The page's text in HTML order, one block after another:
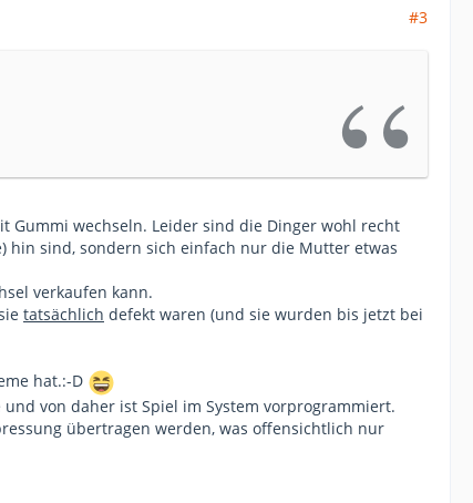
#3
Gummi wechseln. Leider sind die Dinger wohl recht
hin sind, sondern sich einfach nur die Mutter etwas
verkaufen kann.
tatsächlich defekt waren (und sie wurden bis jetzt bei
hat.:-D
von daher ist Spiel im System vorprogrammiert.
übertragen werden, was offensichtlich nur